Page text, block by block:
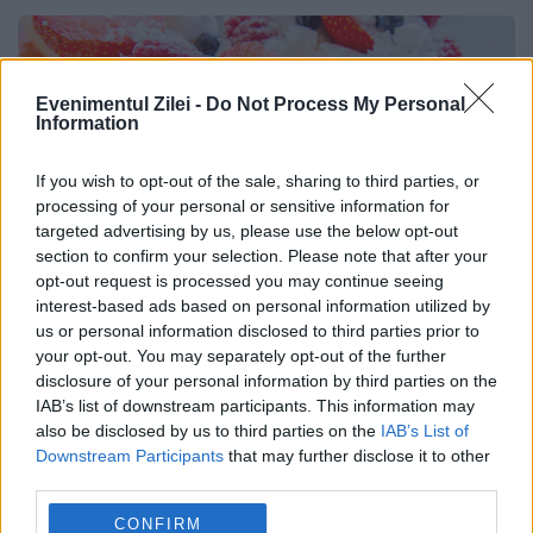
Evenimentul Zilei - Do Not Process My Personal
Information
If you wish to opt-out of the sale, sharing to third parties, or
processing of your personal or sensitive information for
targeted advertising by us, please use the below opt-out
section to confirm your selection. Please note that after your
opt-out request is processed you may continue seeing
interest-based ads based on personal information utilized by
us or personal information disclosed to third parties prior to
your opt-out. You may separately opt-out of the further
disclosure of your personal information by third parties on the
IAB’s list of downstream participants. This information may
also be disclosed by us to third parties on the IAB’s List of
Downstream Participants that may further disclose it to other
CONFIRM
Rețetă de Waffe cu fructe de pădure. O
gustare savuroasă și rapid de făcut
18 IUNIE 2023
micul dejun sau o gustare după masa de